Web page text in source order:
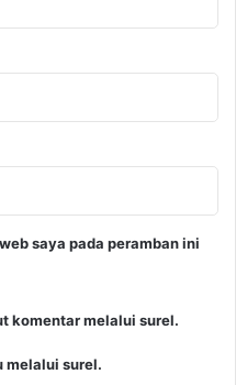
saya pada peramban ini
komentar melalui surel.
melalui surel.